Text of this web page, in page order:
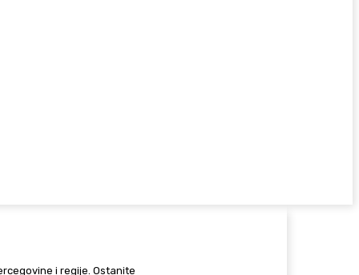
i regije. Ostanite